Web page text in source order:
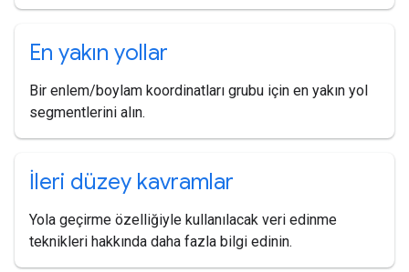
En yakın yollar
Bir enlem/boylam koordinatları grubu için en yakın yol
segmentlerini alın.
İleri düzey kavramlar
Yola geçirme özelliğiyle kullanılacak veri edinme
teknikleri hakkında daha fazla bilgi edinin.